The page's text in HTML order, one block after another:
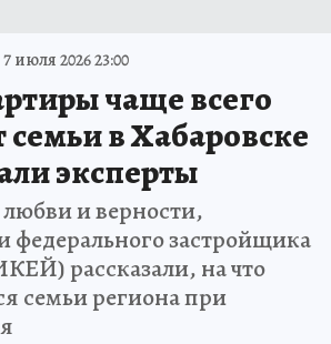
7 июля 2026 23:00
чаще всего
в Хабаровске
эксперты
и верности,
федерального застройщика
рассказали, на что
семьи региона при